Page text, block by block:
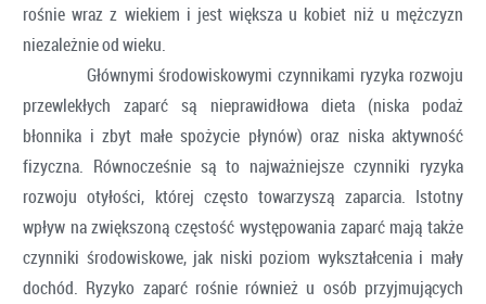
rośnie wraz z wiekiem i jest większa u kobiet niż u mężczyzn
niezależnie od wieku.
Głównymi środowiskowymi czynnikami ryzyka rozwoju
przewlekłych zaparć są nieprawidłowa dieta (niska podaż
błonnika i zbyt małe spożycie płynów) oraz niska aktywność
fizyczna. Równocześnie są to najważniejsze czynniki ryzyka
rozwoju otyłości, której często towarzyszą zaparcia. Istotny
wpływ na zwiększoną częstość występowania zaparć mają także
czynniki środowiskowe, jak niski poziom wykształcenia i mały
dochód. Ryzyko zaparć rośnie również u osób przyjmujących